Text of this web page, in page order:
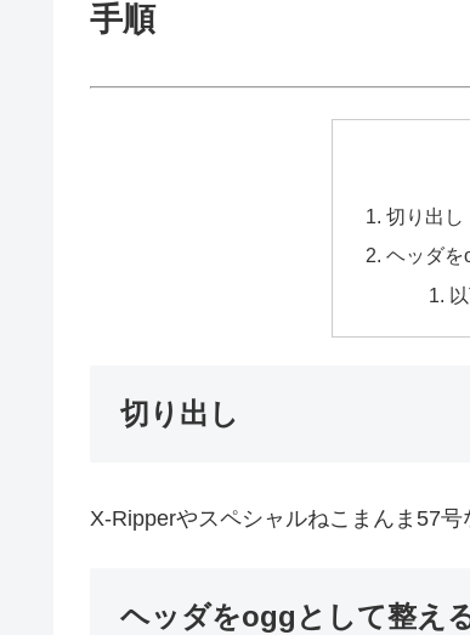
手順
切り出し
ヘッダを
切り出し
X-Ripperやスペシャルねこまんま57号
ヘッダをoggとして整え